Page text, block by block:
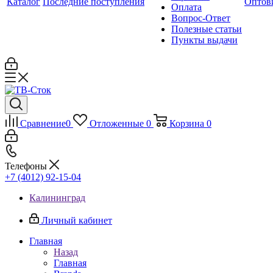
Оплата
Вопрос-Ответ
Полезные статьи
Пункты выдачи
Сравнение0 Отложенные 0 Корзина 0
Телефоны
+7 (4012) 92-15-04
Калининград
Личный кабинет
Главная
Назад
Главная